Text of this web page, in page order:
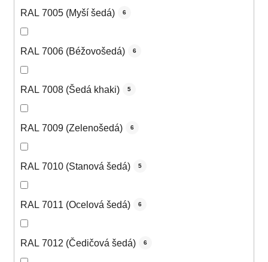
RAL 7005 (Myší šedá) 6
RAL 7006 (Béžovošedá) 6
RAL 7008 (Šedá khaki) 5
RAL 7009 (Zelenošedá) 6
RAL 7010 (Stanová šedá) 5
RAL 7011 (Ocelová šedá) 6
RAL 7012 (Čedičová šedá) 6